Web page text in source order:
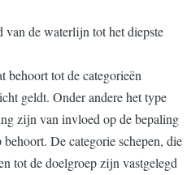
van de waterlijn tot het diepste
behoort tot de categorieën
geldt. Onder andere het type
zijn van invloed op de bepaling
De categorie schepen, die
tot de doelgroep zijn vastgelegd